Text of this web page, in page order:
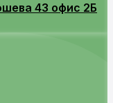
43 офис 2Б